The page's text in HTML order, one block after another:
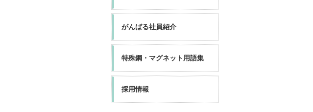
がんばる社員紹介
特殊鋼・マグネット用語集
採用情報